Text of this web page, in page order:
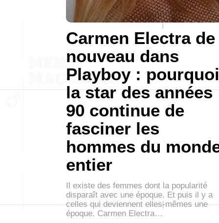
Carmen Electra de
nouveau dans
Playboy : pourquoi
la star des années
90 continue de
fasciner les
hommes du
entier
Il existe des femmes dont la popularité
disparaît avec une époque. Et puis il y a
celles qui deviennent elles-mêmes une
époque. Carmen Electra…